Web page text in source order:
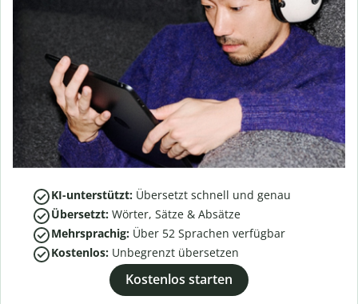
KI-unterstützt: Übersetzt schnell und genau
Übersetzt: Wörter, Sätze & Absätze
Mehrsprachig: Über 52 Sprachen verfügbar
Kostenlos: Unbegrenzt übersetzen
Kostenlos starten